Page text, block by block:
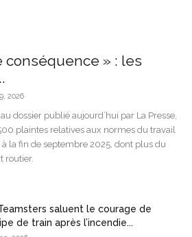
conséquence » : les
2026
dossier publié aujourd’hui par La Presse,
plaintes relatives aux normes du travail
la fin de septembre 2025, dont plus du
routier.
saluent le courage de
de train après l’incendie...